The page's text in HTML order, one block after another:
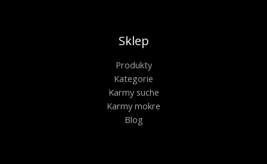
Sklep
Produkty
Kategorie
Karmy suche
Karmy mokre
Blog